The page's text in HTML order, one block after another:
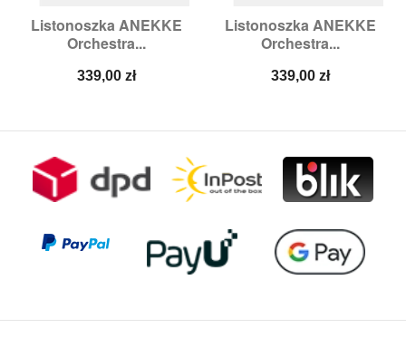
Listonoszka ANEKKE
Orchestra...
Cena
339,00 zł
Listonoszka ANEKKE
Orchestra...
Cena
339,00 zł